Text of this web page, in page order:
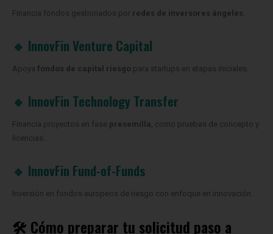
Financia fondos gestionados por redes de inversores ángeles
🔹 InnovFin Venture Capital
Apoya fondos de capital riesgo para startups en etapas iniciales.
🔹 InnovFin Technology Transfer
Financia proyectos en fase presemilla, como pruebas de concepto y
licencias.
🔹 InnovFin Fund-of-Funds
Inversión en fondos europeos de riesgo con enfoque en innovación.
🛠️ Cómo preparar tu solicitud paso a